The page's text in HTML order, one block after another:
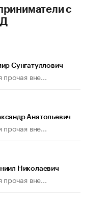
с
Сунгатуллович
прочая вне...
Анатольевич
прочая вне...
Николаевич
прочая вне...